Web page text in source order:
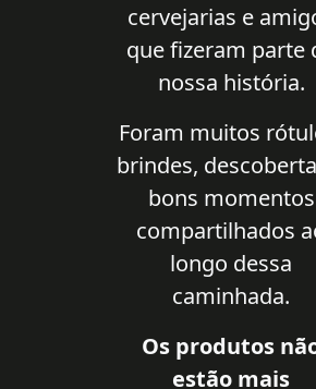
cervejarias e
que fizeram parte
nossa história.
Foram muitos
brindes,
bons momentos
compartilhados
longo dessa
caminhada.
Os produtos
estão mais